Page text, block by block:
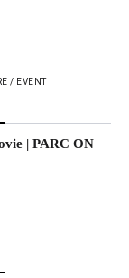
/ EVENT
| PARC ON